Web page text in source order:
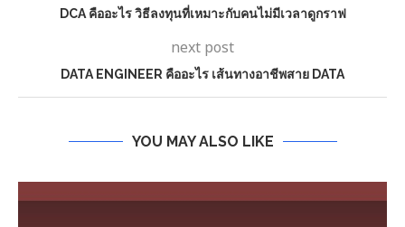
DCA คืออะไร วิธีลงทุนที่เหมาะกับคนไม่มีเวลาดูกราฟ
next post
DATA ENGINEER คืออะไร เส้นทางอาชีพสาย DATA
YOU MAY ALSO LIKE